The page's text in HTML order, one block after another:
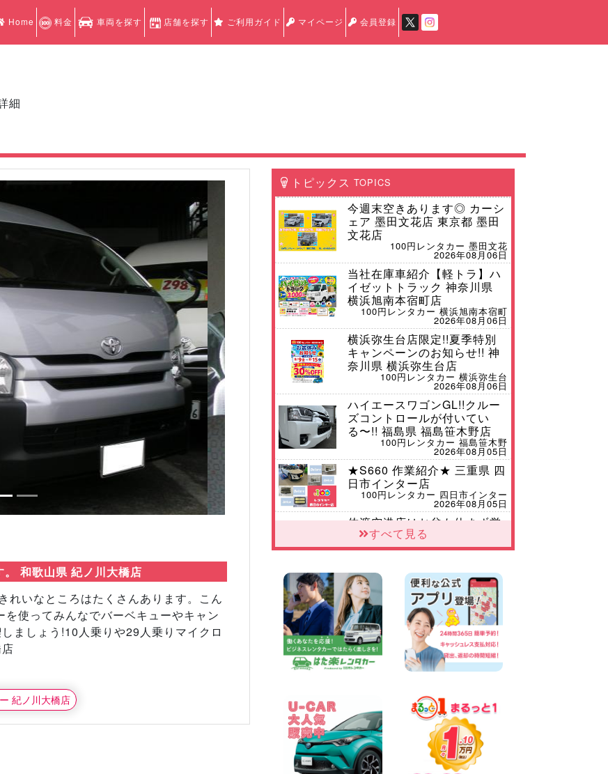
Home 料金 車両を探す 店舗を探す ご利用ガイド マイページ 会員登録
細
Next
和歌山県 紀ノ川大橋店
れいなところはたくさんあります。こん
使ってみんなでバーベキューやキャン
ましょう!10人乗りや29人乗りマイクロ
紀ノ川大橋店
トピックス TOPICS
今週末空きあります◎ カーシ
ェア 墨田文花店 東京都 墨田
文花店
100円レンタカー 墨田文花
2026年08月06日
当社在庫車紹介【軽トラ】ハ
イゼットトラック 神奈川県
横浜旭南本宿町店
100円レンタカー 横浜旭南本宿町
2026年08月06日
横浜弥生台店限定!!夏季特別
キャンペーンのお知らせ!! 神
奈川県 横浜弥生台店
100円レンタカー 横浜弥生台
2026年08月06日
ハイエースワゴンGL!!クルー
ズコントロールが付いてい
る〜!! 福島県 福島笹木野店
100円レンタカー 福島笹木野
2026年08月05日
★S660 作業紹介★ 三重県 四
日市インター店
100円レンタカー 四日市インター
2026年08月05日
佐渡空港店はお盆も休まず営
業中&#8252; 新潟県 佐渡空港
店
※※超格安日額5,800円※※荷物
運びに最適の軽バンのレンタ
カー!! 出雲ドーム前店 島根県
出雲ドーム前店
100円レンタカー 出雲ドーム前
2026年08月05日
三河安城店 人気のハイブリッ
ご予約受付中です! 愛知県 三
100円レンタカー 三河安城
2026年08月04日
引っ越し・荷物運びなら軽バ
ン&軽トラックがおすすめ!今
すべて見る